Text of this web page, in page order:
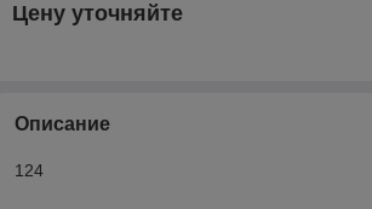
Цену уточняйте
Описание
124